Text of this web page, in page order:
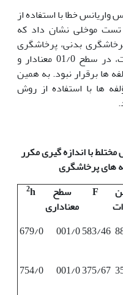
واریانس خطا با استفاده از
تست موخلی نشان داد که
بدنی، پرخاشگری
کلامی، مولفه خشم و مولفه خصومت، در سطح 01/0 معنادار و
ها برقرار نبود. به همین
ها با استفاده از روش
مختلط با اندازه گیری مکرر
های پرخاشگری
F
سطح
معناداری
2h
583/46
001/0
679/0
375/67
001/0
754/0